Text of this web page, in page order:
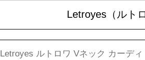
Letroyes（ルト
Letroyes ルトロワ Vネック カーディ